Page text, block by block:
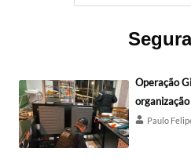
Operação
Paulo